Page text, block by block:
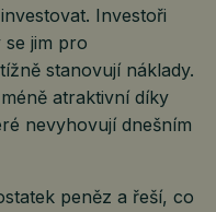
Investoři
jim pro
stanovují náklady.
atraktivní díky
nevyhovují dnešním
peněz a řeší, co